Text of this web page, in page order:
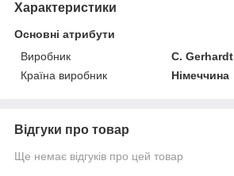
Характеристики
Основні атрибути
Виробник
C. Gerhardt
Країна виробник
Німеччина
Відгуки про товар
Ще немає відгуків про цей товар